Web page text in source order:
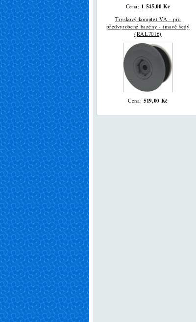
Cena: 1 545,00 Kč
Tryskový komplet VA - pro
předvyrobené bazény - tmavě šedý
(RAL7016)
Cena:519,00 Kč